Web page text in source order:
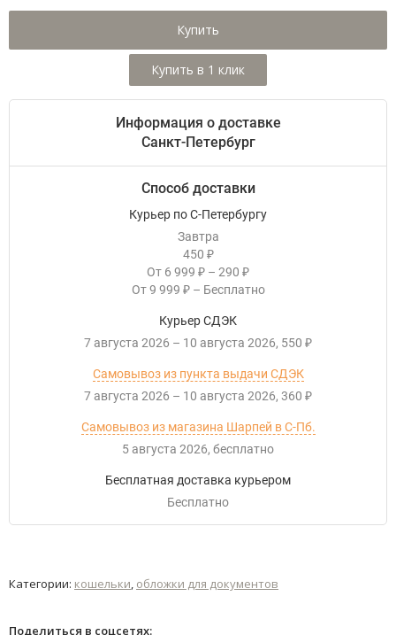
Купить
Информация о доставке
Санкт-Петербург
Способ доставки
Курьер по С-Петербургу
Завтра
450 ₽
От 6 999 ₽ – 290 ₽
От 9 999 ₽ – Бесплатно
Курьер СДЭК
7 августа 2026 – 10 августа 2026 550 ₽
Самовывоз из пункта выдачи СДЭК
7 августа 2026 – 10 августа 2026 360 ₽
Самовывоз из магазина Шарпей в С-Пб.
5 августа 2026
Бесплатно
Бесплатная доставка курьером
Бесплатно
Категории: кошельки, обложки для документов
Поделиться в соцсетях: